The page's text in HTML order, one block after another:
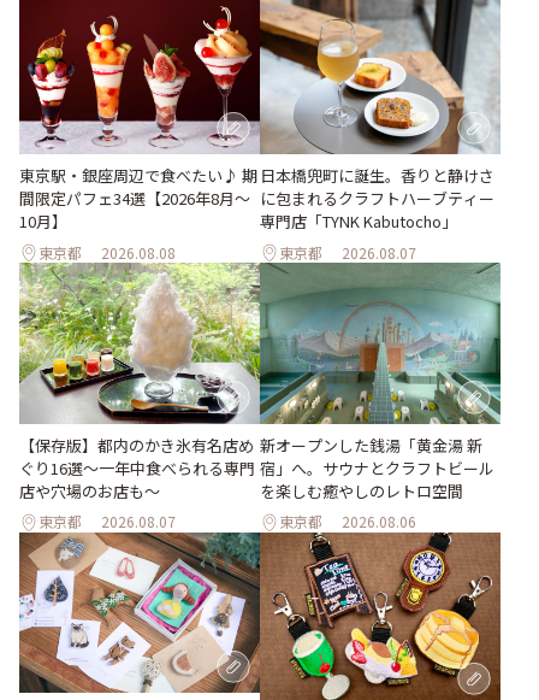
東京駅・銀座周辺で食べたい♪ 期
間限定パフェ34選【2026年8月～
10月】
東京都 2026.08.08
日本橋兜町に誕生。香りと静けさ
に包まれるクラフトハーブティー
専門店「TYNK Kabutocho」
東京都 2026.08.07
【保存版】都内のかき氷有名店め
ぐり16選～一年中食べられる専門
店や穴場のお店も～
東京都 2026.08.07
新オープンした銭湯「黄金湯 新
宿」へ。サウナとクラフトビール
を楽しむ癒やしのレトロ空間
東京都 2026.08.06